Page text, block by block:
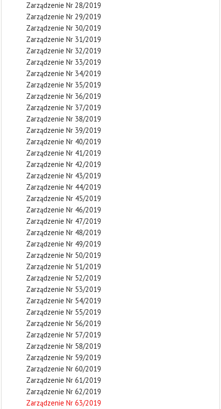
Zarządzenie Nr 28/2019
Zarządzenie Nr 29/2019
Zarządzenie Nr 30/2019
Zarządzenie Nr 31/2019
Zarządzenie Nr 32/2019
Zarządzenie Nr 33/2019
Zarządzenie Nr 34/2019
Zarządzenie Nr 35/2019
Zarządzenie Nr 36/2019
Zarządzenie Nr 37/2019
Zarządzenie Nr 38/2019
Zarządzenie Nr 39/2019
Zarządzenie Nr 40/2019
Zarządzenie Nr 41/2019
Zarządzenie Nr 42/2019
Zarządzenie Nr 43/2019
Zarządzenie Nr 44/2019
Zarządzenie Nr 45/2019
Zarządzenie Nr 46/2019
Zarządzenie Nr 47/2019
Zarządzenie Nr 48/2019
Zarządzenie Nr 49/2019
Zarządzenie Nr 50/2019
Zarządzenie Nr 51/2019
Zarządzenie Nr 52/2019
Zarządzenie Nr 53/2019
Zarządzenie Nr 54/2019
Zarządzenie Nr 55/2019
Zarządzenie Nr 56/2019
Zarządzenie Nr 57/2019
Zarządzenie Nr 58/2019
Zarządzenie Nr 59/2019
Zarządzenie Nr 60/2019
Zarządzenie Nr 61/2019
Zarządzenie Nr 62/2019
Zarządzenie Nr 63/2019